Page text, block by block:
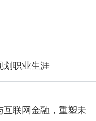
划职业生涯
联网金融，重塑未